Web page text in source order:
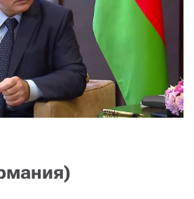
С ДРУЗЬЯМИ
пишите donate@novayagazeta.ru
или